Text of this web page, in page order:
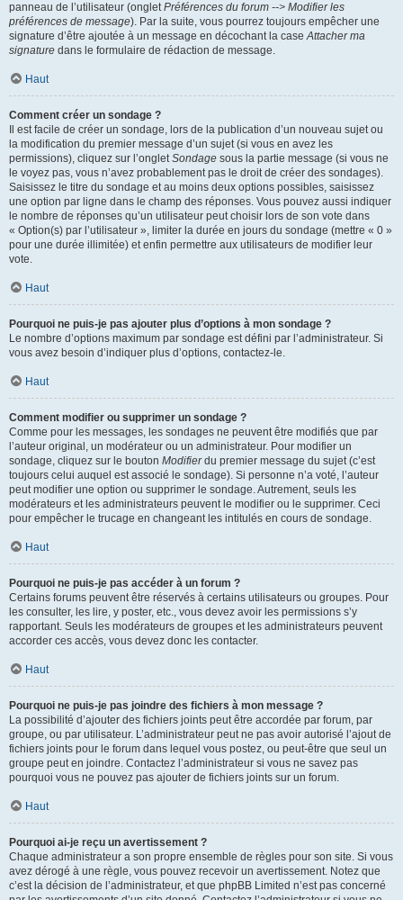
panneau de l’utilisateur (ongletPréférences du forum --> Modifier les
préférences de message). Par la suite, vous pourrez toujours empêcher une
signature d’être ajoutée à un message en décochant la caseAttacher ma
signature dans le formulaire de rédaction de message.
Haut
Comment créer un sondage ?
Il est facile de créer un sondage, lors de la publication d’un nouveau sujet ou
la modification du premier message d’un sujet (si vous en avez les
permissions), cliquez sur l’ongletSondage sous la partie message (si vous ne
le voyez pas, vous n’avez probablement pas le droit de créer des sondages).
Saisissez le titre du sondage et au moins deux options possibles, saisissez
une option par ligne dans le champ des réponses. Vous pouvez aussi indiquer
le nombre de réponses qu’un utilisateur peut choisir lors de son vote dans
« Option(s) par l’utilisateur », limiter la durée en jours du sondage (mettre « 0 »
pour une durée illimitée) et enfin permettre aux utilisateurs de modifier leur
vote.
Haut
Pourquoi ne puis-je pas ajouter plus d’options à mon sondage ?
Le nombre d’options maximum par sondage est défini par l’administrateur. Si
vous avez besoin d’indiquer plus d’options, contactez-le.
Haut
Comment modifier ou supprimer un sondage ?
Comme pour les messages, les sondages ne peuvent être modifiés que par
l’auteur original, un modérateur ou un administrateur. Pour modifier un
sondage, cliquez sur le bouton Modifierdu premier message du sujet (c’est
toujours celui auquel est associé le sondage). Si personne n’a voté, l’auteur
peut modifier une option ou supprimer le sondage. Autrement, seuls les
modérateurs et les administrateurs peuvent le modifier ou le supprimer. Ceci
pour empêcher le trucage en changeant les intitulés en cours de sondage.
Haut
Pourquoi ne puis-je pas accéder à un forum ?
Certains forums peuvent être réservés à certains utilisateurs ou groupes. Pour
les consulter, les lire, y poster, etc., vous devez avoir les permissions s’y
rapportant. Seuls les modérateurs de groupes et les administrateurs peuvent
accorder ces accès, vous devez donc les contacter.
Haut
Pourquoi ne puis-je pas joindre des fichiers à mon message ?
La possibilité d’ajouter des fichiers joints peut être accordée par forum, par
groupe, ou par utilisateur. L’administrateur peut ne pas avoir autorisé l’ajout de
fichiers joints pour le forum dans lequel vous postez, ou peut-être que seul un
groupe peut en joindre. Contactez l’administrateur si vous ne savez pas
pourquoi vous ne pouvez pas ajouter de fichiers joints sur un forum.
Haut
Pourquoi ai-je reçu un avertissement ?
Chaque administrateur a son propre ensemble de règles pour son site. Si vous
avez dérogé à une règle, vous pouvez recevoir un avertissement. Notez que
c’est la décision de l’administrateur, et que phpBB Limited n’est pas concerné